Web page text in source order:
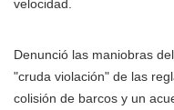
velocidad.
Denunció las maniobras
"cruda violación" de las
colisión de barcos y un